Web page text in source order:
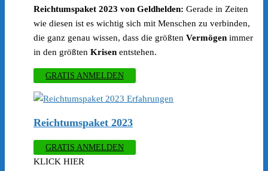
Reichtumspaket 2023 von Geldhelden: Gerade in Zeiten
wie diesen ist es wichtig sich mit Menschen zu verbinden,
die ganz genau wissen, dass die größten Vermögen immer
in den größten Krisen entstehen.
GRATIS ANMELDEN
Reichtumspaket 2023
GRATIS ANMELDEN
KLICK HIER